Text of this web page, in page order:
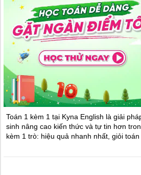
Toán 1 kèm 1 tại Kyna English là giải
sinh nâng cao kiến thức và tự tin hơn
kèm 1 trò: hiệu quả nhanh nhất, giỏi